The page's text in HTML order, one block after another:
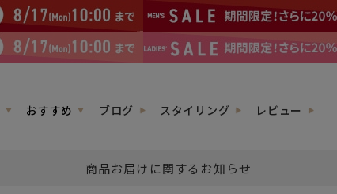
おすすめ ブログ スタイリング レビュー
商品お届けに関するお知らせ